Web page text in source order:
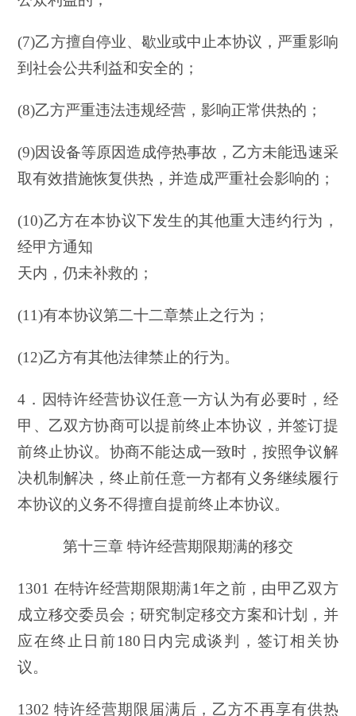
(7)乙方擅自停业、歇业或中止本协议，严重影响
到社会公共利益和安全的；
(8)乙方严重违法违规经营，影响正常供热的；
(9)因设备等原因造成停热事故，乙方未能迅速采
取有效措施恢复供热，并造成严重社会影响的；
(10)乙方在本协议下发生的其他重大违约行为，
经甲方通知
天内，仍未补救的；
(11)有本协议第二十二章禁止之行为；
(12)乙方有其他法律禁止的行为。
4．因特许经营协议任意一方认为有必要时，经
甲、乙双方协商可以提前终止本协议，并签订提
前终止协议。协商不能达成一致时，按照争议解
决机制解决，终止前任意一方都有义务继续履行
本协议的义务不得擅自提前终止本协议。
第十三章 特许经营期限期满的移交
1301 在特许经营期限期满1年之前，由甲乙双方
成立移交委员会；研究制定移交方案和计划，并
应在终止日前180日内完成谈判，签订相关协
议。
1302 特许经营期限届满后，乙方不再享有供热